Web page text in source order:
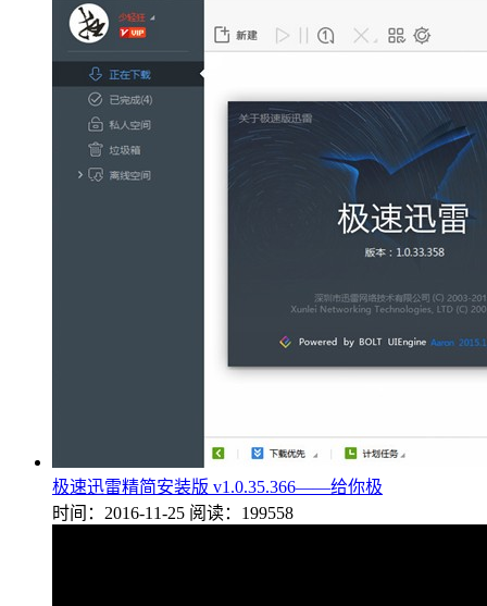
极速迅雷精简安装版 v1.0.35.366——给你极
时间：2016-11-25 阅读：199558